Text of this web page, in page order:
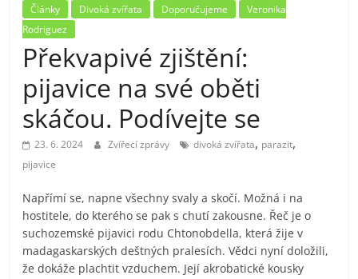
Články Divoká zvířata Doporučujeme
Veronika
Rodriguez
Překvapivé zjištění:
pijavice na své oběti
skáčou. Podívejte se
23. 6. 2024 Zvířecí zprávy divoká zvířata, parazit,
pijavice
Napřímí se, napne všechny svaly a skočí. Možná i na
hostitele, do kterého se pak s chutí zakousne. Řeč je o
suchozemské pijavici rodu Chtonobdella, která žije v
madagaskarských deštných pralesích. Vědci nyní doložili,
že dokáže plachtit vzduchem. Její akrobatické kousky